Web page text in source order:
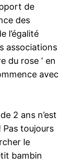
de
des
l’égalité
associations
du rose ‘ en
avec
2 ans n’est
Pas toujours
le
bambin